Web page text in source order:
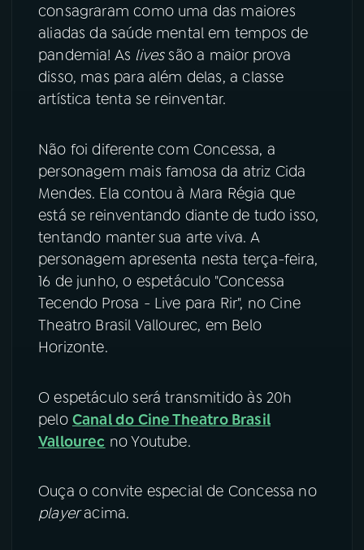
TikTok
consagraram como uma das maiores
aliadas da saúde mental em tempos de
pandemia! As livessão a maior prova
disso, mas para além delas, a classe
artística tenta se reinventar.
Não foi diferente com Concessa, a
personagem mais famosa da atriz Cida
Mendes. Ela contou à Mara Régia que
está se reinventando diante de tudo isso,
tentando manter sua arte viva. A
personagem apresenta nesta terça-feira,
16 de junho, o espetáculo "Concessa
Tecendo Prosa - Live para Rir", no Cine
Theatro Brasil Vallourec, em Belo
Horizonte.
O espetáculo será transmitido às 20h
pelo Canal do Cine Theatro Brasil
Vallourec no Youtube.
Ouça o convite especial de Concessa no
playeracima.